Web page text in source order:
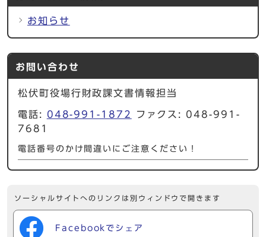
お知らせ
お問い合わせ
松伏町役場行財政課文書情報担当
電話: 048-991-1872
ファクス: 048-991-
7681
電話番号のかけ間違いにご注意ください！
ソーシャルサイトへのリンクは別ウィンドウで開きます
Facebookでシェア